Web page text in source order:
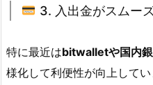
3. 入出金がスムー
特に最近はbitwalletや国内
様化して利便性が向上してい